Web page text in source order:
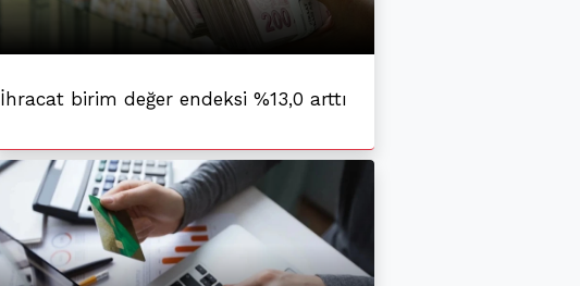
İhracat birim değer endeksi %13,0 arttı